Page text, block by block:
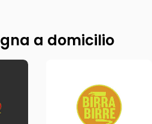
a domicilio